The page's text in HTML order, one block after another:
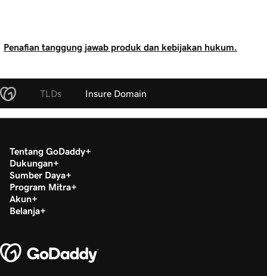
Penafian tanggung jawab produk dan kebijakan hukum.
TLDs Insure Domain
Tentang GoDaddy
Dukungan
Sumber Daya
Program Mitra
Akun
Belanja